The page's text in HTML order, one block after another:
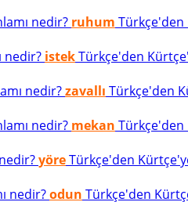
nedir? ruhum Türkçe'den
nedir? istekTürkçe'den
nedir?zavallı Türkçe'den
nedir? mekan Türkçe'den
yöreTürkçe'den
nedir?odun Türkçe'den